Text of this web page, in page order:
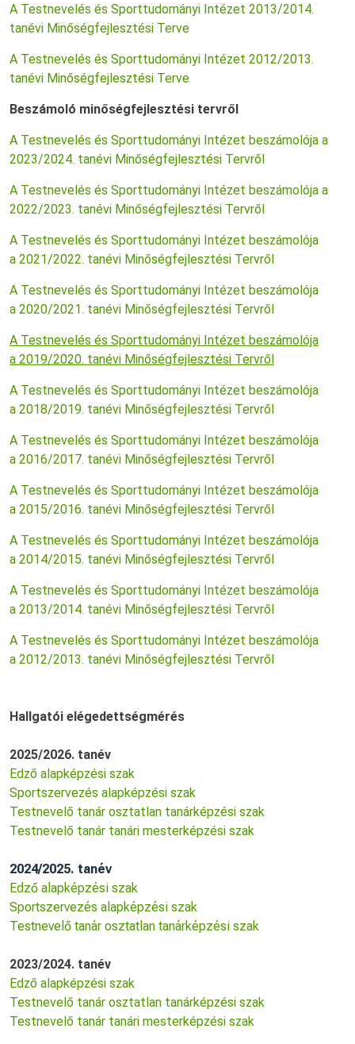
A Testnevelés és Sporttudományi Intézet 2013/2014.
tanévi Minőségfejlesztési Terve
A Testnevelés és Sporttudományi Intézet 2012/2013.
tanévi Minőségfejlesztési Terve
Beszámoló minőségfejlesztési tervről
A Testnevelés és Sporttudományi Intézet beszámolója a
2023/2024. tanévi Minőségfejlesztési Tervről
A Testnevelés és Sporttudományi Intézet beszámolója a
2022/2023. tanévi Minőségfejlesztési Tervről
A Testnevelés és Sporttudományi Intézet beszámolója
a 2021/2022. tanévi Minőségfejlesztési Tervről
A Testnevelés és Sporttudományi Intézet beszámolója
a 2020/2021. tanévi Minőségfejlesztési Tervről
A Testnevelés és Sporttudományi Intézet beszámolója
a 2019/2020. tanévi Minőségfejlesztési Tervről
A Testnevelés és Sporttudományi Intézet beszámolója
a 2018/2019. tanévi Minőségfejlesztési Tervről
A Testnevelés és Sporttudományi Intézet beszámolója
a 2016/2017. tanévi Minőségfejlesztési Tervről
A Testnevelés és Sporttudományi Intézet beszámolója
a 2015/2016. tanévi Minőségfejlesztési Tervről
A Testnevelés és Sporttudományi Intézet beszámolója
a 2014/2015. tanévi Minőségfejlesztési Tervről
A Testnevelés és Sporttudományi Intézet beszámolója
a 2013/2014. tanévi Minőségfejlesztési Tervről
A Testnevelés és Sporttudományi Intézet beszámolója
a 2012/2013. tanévi Minőségfejlesztési Tervről
Hallgatói elégedettségmérés
2025/2026. tanév
Edző alapképzési szak
Sportszervezés alapképzési szak
Testnevelő tanár osztatlan tanárképzési szak
Testnevelő tanár tanári mesterképzési szak
2024/2025. tanév
Edző alapképzési szak
Sportszervezés alapképzési szak
Testnevelő tanár osztatlan tanárképzési szak
2023/2024. tanév
Edző alapképzési szak
Testnevelő tanár osztatlan tanárképzési szak
Testnevelő tanár tanári mesterképzési szak